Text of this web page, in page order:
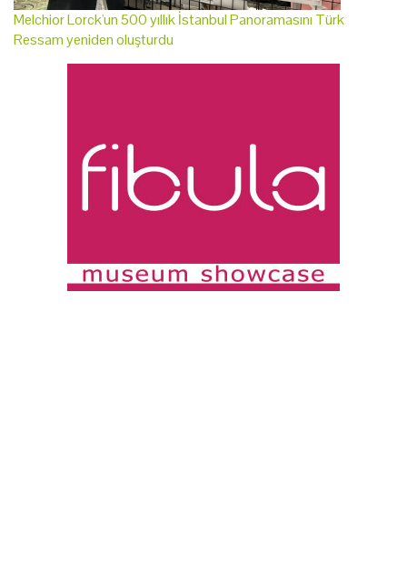
Melchior Lorck'un 500 yıllık İstanbul Panoramasını Türk
Ressam yeniden oluşturdu